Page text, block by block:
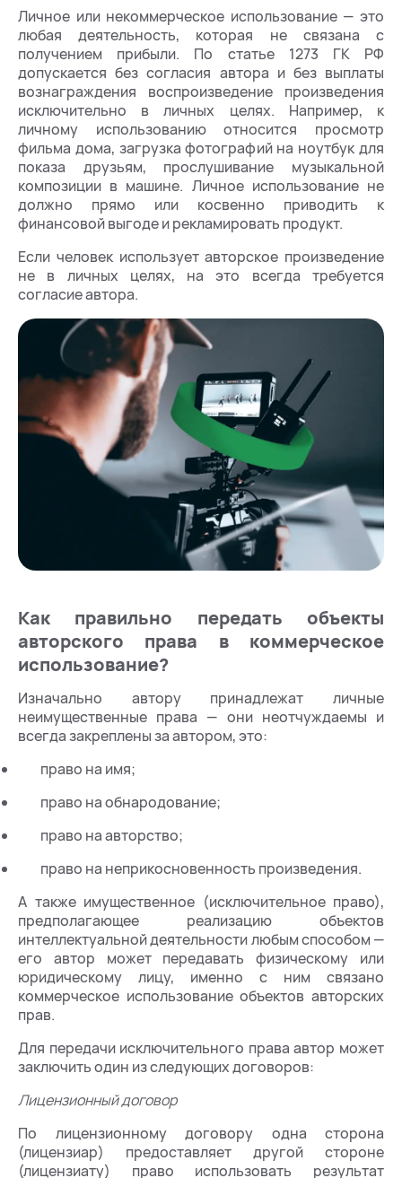
Личное или некоммерческое использование — это
любая деятельность, которая не связана с
получением прибыли. По статье 1273 ГК РФ
допускается без согласия автора и без выплаты
вознаграждения воспроизведение произведения
исключительно в личных целях. Например, к
личному использованию относится просмотр
фильма дома, загрузка фотографий на ноутбук для
показа друзьям, прослушивание музыкальной
композиции в машине. Личное использование не
должно прямо или косвенно приводить к
финансовой выгоде и рекламировать продукт.
Если человек использует авторское произведение
не в личных целях, на это всегда требуется
согласие автора.
Как правильно передать объекты
авторского права в коммерческое
использование?
Изначально автору принадлежат личные
неимущественные права — они неотчуждаемы и
всегда закреплены за автором, это:
право на имя;
право на обнародование;
право на авторство;
право на неприкосновенность произведения.
А также имущественное (исключительное право),
предполагающее реализацию объектов
интеллектуальной деятельности любым способом —
его автор может передавать физическому или
юридическому лицу, именно с ним связано
коммерческое использование объектов авторских
прав.
Для передачи исключительного права автор может
заключить один из следующих договоров:
Лицензионный договор
По лицензионному договору одна сторона
(лицензиар) предоставляет другой стороне
(лицензиату) право использовать результат